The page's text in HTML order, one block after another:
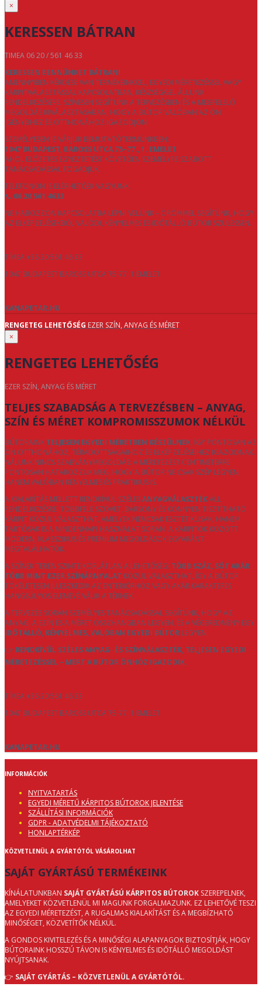
×
KERESSEN BÁTRAN
TIMEA 06 20 / 561 46 33
KERESSEN BENNÜNKET BÁTRAN!
AMENNYIBEN KÉRDÉSE VAN TERMÉKEINKKEL, EGYEDI MÉRETEZÉSSEL VAGY
KÁRPITVÁLASZTÁSSAL KAPCSOLATBAN, KÉSZSÉGGEL ÁLLUNK
RENDELKEZÉSÉRE. SZÍVESEN SEGÍTÜNK A TERVEZÉSBEN ÉS A MEGFELELŐ
MEGOLDÁS KIVÁLASZTÁSÁBAN, HOGY A BÚTOR VALÓBAN AZ ÖN
IGÉNYEIHEZ ÉS OTTHONÁHOZ IGAZODJON.
SZEMÉLYESEN IS VÁRJUK BEMUTATÓTERMÜNKBEN:
1047 BUDAPEST, BAROSS UTCA 75–77., 1. EMELET,
AHOL ELŐZETES EGYEZTETÉST KÖVETŐEN SZEMÉLYRE SZABOTT
TANÁCSADÁSSAL FOGADJUK.
TELEFONON IS ELÉRHETŐEK VAGYUNK:
📞 06 20 561 4633
NE HABOZZON KAPCSOLATBA LÉPNI VELÜNK – ÖRÖMMEL SEGÍTÜNK, HOGY
AZ ELKÉPZELÉSEKBŐL VALÓDI, KÉNYELMES ÉS IDŐTÁLLÓ BÚTOR SZÜLESSEN.
TÍMEA +36 20 561 46 33
1047 BUDAPEST BAROSS UTCA 75-77. 1 EMELET
KANAPETAR.HU
RENGETEG LEHETŐSÉG EZER SZÍN, ANYAG ÉS MÉRET
×
RENGETEG LEHETŐSÉG
EZER SZÍN, ANYAG ÉS MÉRET
TELJES SZABADSÁG A TERVEZÉSBEN – ANYAG,
SZÍN ÉS MÉRET KOMPROMISSZUMOK NÉLKÜL
BÚTORAINK TELJESEN EGYEDI MÉRETBEN KÉSZÜLNEK, ÍGY PONTOSAN AZ
ÖN OTTHONÁHOZ, TÉRADOTTSÁGAIHOZ ÉS ELKÉPZELÉSEIHEZ IGAZODNAK.
NÁLUNK NINCS SZABVÁNYMEGOLDÁS: A MÉRETEZÉST CENTIMÉTERRE
PONTOSAN HATÁROZZUK MEG, HOGY A BÚTOR NE CSAK SZÉP LEGYEN,
HANEM VALÓBAN KÉNYELMES ÉS PRAKTIKUS IS.
A KIALAKÍTÁS MELLETT RENDKÍVÜL SZÉLESANYAGVÁLASZTÉKÁLL
RENDELKEZÉSRE. TÖBBFÉLE SZÖVET, BÁRSONY ÉS KÖNNYEN TISZTÍTHATÓ
KÁRPIT KÖZÜL VÁLASZTHAT, AMELYEK NEMCSAK ESZTÉTIKUSAK, HANEM
TARTÓSAK IS A MINDENNAPI HASZNÁLAT SORÁN. A KÁRPITOK KÖZÖTT
MODERN, KLASSZIKUS ÉS PRÉMIUM MEGOLDÁSOK EGYARÁNT
MEGTALÁLHATÓK.
A SZÍNEK TERÉN SZINTE KORLÁTLAN A LEHETŐSÉG: TÖBB SZÁZ, SŐT AKÁR
TÖBB MINT EZER SZÍNÁRNYALAT KÖZÜL VÁLASZTHAT, ÍGY A BÚTOR
TÖKÉLETESEN ILLESZKEDIK AZ ENTERIŐRHÖZ VAGY AKÁR KARAKTERES
HANGSÚLYOS ELEMÉVÉ VÁLIK A TÉRNEK.
A TERVEZÉS SORÁN SZEMÉLYES TANÁCSADÁSSAL SEGÍTÜNK, HOGY AZ
ANYAG, A SZÍN ÉS A MÉRET ÖSSZHANGBAN LEGYEN, ÉS A VÉGEREDMÉNY EGY
IDŐTÁLLÓ, KÉNYELMES, VALÓBAN EGYEDI BÚTOR LEGYEN.
👉 RENDKÍVÜL SZÉLES ANYAG- ÉS SZÍNVÁLASZTÉK, TELJESEN EGYEDI
MÉRETEZÉSSEL – MERT A BÚTOR ÖNHÖZ IGAZODIK.
TÍMEA +36 20 561 46 33
1047 BUDAPEST BAROSS UTCA 75-77. 1 EMELET
KANAPETAR.HU
INFORMÁCIÓK
NYITVATARTÁS
EGYEDI MÉRETŰ KÁRPITOS BÚTOROK JELENTÉSE
SZÁLLÍTÁSI INFORMÁCIÓK
GDPR - ADATVÉDELMI TÁJÉKOZTATÓ
HONLAPTÉRKÉP
KÖZVETLENÜL A GYÁRTÓTÓL VÁSÁROLHAT
SAJÁT GYÁRTÁSÚ TERMÉKEINK
KÍNÁLATUNKBAN SAJÁT GYÁRTÁSÚ KÁRPITOS BÚTOROK SZEREPELNEK,
AMELYEKET KÖZVETLENÜL MI MAGUNK FORGALMAZUNK. EZ LEHETŐVÉ TESZI
AZ EGYEDI MÉRETEZÉST, A RUGALMAS KIALAKÍTÁST ÉS A MEGBÍZHATÓ
MINŐSÉGET, KÖZVETÍTŐK NÉLKÜL.
A GONDOS KIVITELEZÉS ÉS A MINŐSÉGI ALAPANYAGOK BIZTOSÍTJÁK, HOGY
BÚTORAINK HOSSZÚ TÁVON IS KÉNYELMES ÉS IDŐTÁLLÓ MEGOLDÁST
NYÚJTSANAK.
👉 SAJÁT GYÁRTÁS – KÖZVETLENÜL A GYÁRTÓTÓL.